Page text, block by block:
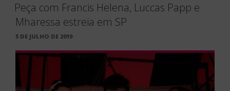
Peça com Francis Helena, Luccas Papp e
Mharessa estreia em SP
PUBLICADO
5 DE JULHO DE 2019